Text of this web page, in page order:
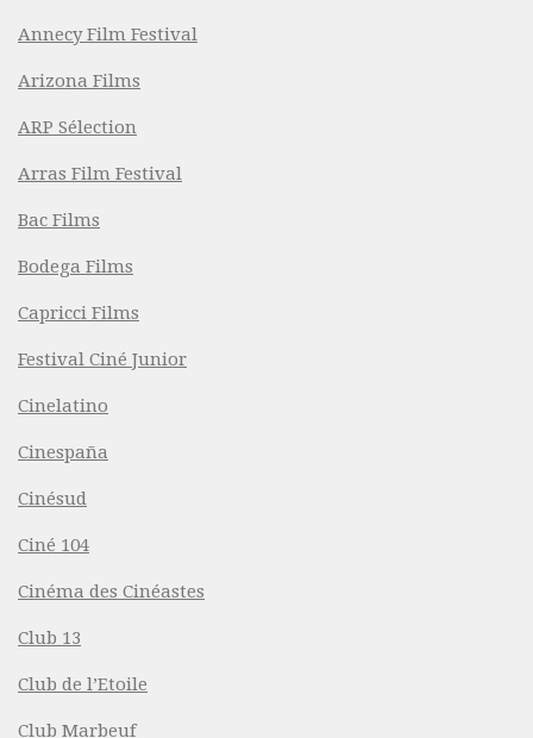
Annecy Film Festival
Arizona Films
ARP Sélection
Arras Film Festival
Bac Films
Bodega Films
Capricci Films
Festival Ciné Junior
Cinelatino
Cinespaña
Cinésud
Ciné 104
Cinéma des Cinéastes
Club 13
Club de l’Etoile
Club Marbeuf